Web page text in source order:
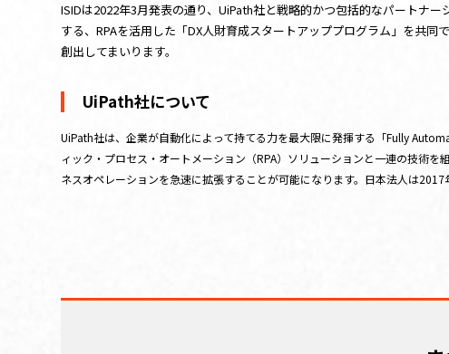
ISIDは2022年3月発表の通り、UiPath社と戦略的かつ包括的なパートナ
する、RPAを活用した「DX人財育成スタートアッププログラム」を共
創出してまいります。
UiPath社について
UiPath社は、企業が自動化によって持てる力を最大限に発揮する「Fully
ィック・プロセス・オートメーション（RPA）ソリューションと一連の技術
ネスオペレーションを急速に拡張することが可能になります。日本法人は